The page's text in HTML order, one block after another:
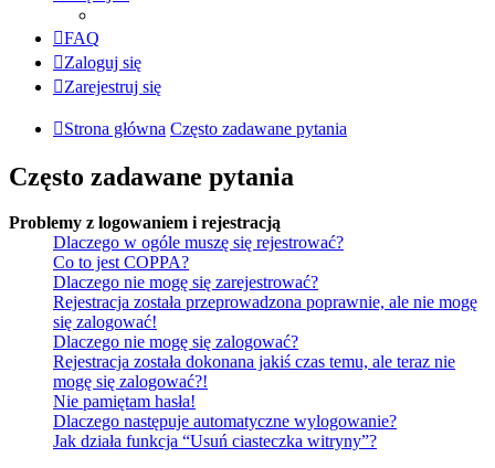
FAQ
Zaloguj się
Zarejestruj się
Strona główna Często zadawane pytania
Często zadawane pytania
Problemy z logowaniem i rejestracją
Dlaczego w ogóle muszę się rejestrować?
Co to jest COPPA?
Dlaczego nie mogę się zarejestrować?
Rejestracja została przeprowadzona poprawnie, ale nie mogę
się zalogować!
Dlaczego nie mogę się zalogować?
Rejestracja została dokonana jakiś czas temu, ale teraz nie
mogę się zalogować?!
Nie pamiętam hasła!
Dlaczego następuje automatyczne wylogowanie?
Jak działa funkcja “Usuń ciasteczka witryny”?